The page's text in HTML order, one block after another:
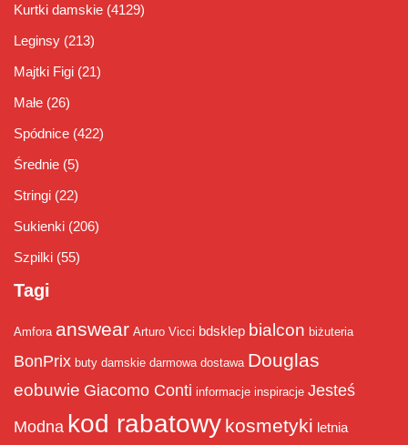
Kurtki damskie (4129)
Leginsy (213)
Majtki Figi (21)
Małe (26)
Spódnice (422)
Średnie (5)
Stringi (22)
Sukienki (206)
Szpilki (55)
Tagi
Amfora answear Arturo Vicci bdsklep bialcon biżuteria
BonPrix buty damskie darmowa dostawa Douglas
eobuwie Giacomo Conti informacje inspiracje Jesteś
Modna kod rabatowy kosmetyki letnia